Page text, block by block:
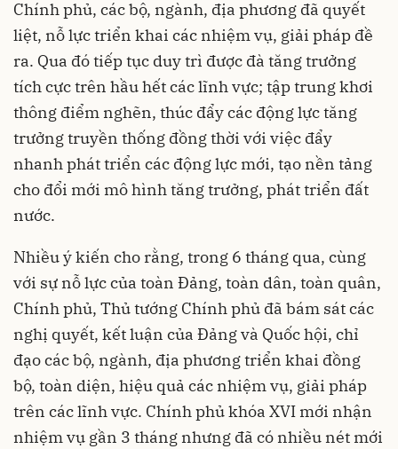
Chính phủ, các bộ, ngành, địa phương đã quyết
liệt, nỗ lực triển khai các nhiệm vụ, giải pháp đề
ra. Qua đó tiếp tục duy trì được đà tăng trưởng
tích cực trên hầu hết các lĩnh vực; tập trung khơi
thông điểm nghẽn, thúc đẩy các động lực tăng
trưởng truyền thống đồng thời với việc đẩy
nhanh phát triển các động lực mới, tạo nền tảng
cho đổi mới mô hình tăng trưởng, phát triển đất
nước.
Nhiều ý kiến cho rằng, trong 6 tháng qua, cùng
với sự nỗ lực của toàn Đảng, toàn dân, toàn quân,
Chính phủ, Thủ tướng Chính phủ đã bám sát các
nghị quyết, kết luận của Đảng và Quốc hội, chỉ
đạo các bộ, ngành, địa phương triển khai đồng
bộ, toàn diện, hiệu quả các nhiệm vụ, giải pháp
trên các lĩnh vực. Chính phủ khóa XVI mới nhận
nhiệm vụ gần 3 tháng nhưng đã có nhiều nét mới